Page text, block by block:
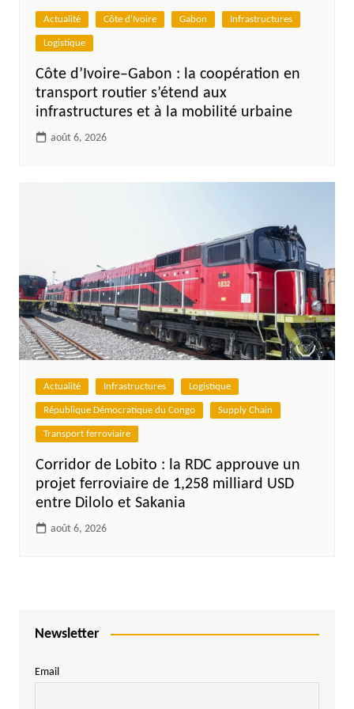
Actualité Côte d'Ivoire Gabon Infrastructures
Logistique
Côte d’Ivoire–Gabon : la coopération en
transport routier s’étend aux
infrastructures et à la mobilité urbaine
août 6, 2026
Actualité Infrastructures Logistique
République Démocratique du Congo Supply Chain
Transport ferroviaire
Corridor de Lobito : la RDC approuve un
projet ferroviaire de 1,258 milliard USD
entre Dilolo et Sakania
août 6, 2026
Newsletter
Email